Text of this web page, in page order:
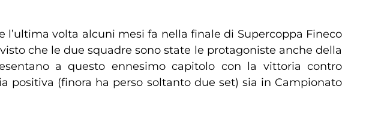
volta alcuni mesi fa nella finale di Supercoppa Fineco
che le due squadre sono state le protagoniste anche della
a questo ennesimo capitolo con la vittoria contro
positiva (finora ha perso soltanto due set) sia in Campionato